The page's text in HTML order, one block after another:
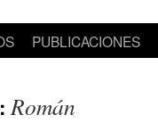
PUBLICACIONES
Román